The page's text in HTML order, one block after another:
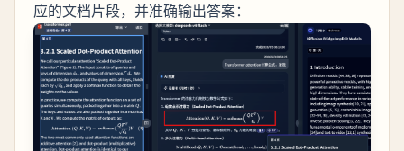
应的文档片段，并准确输出答案：